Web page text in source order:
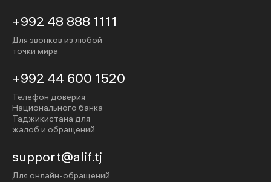
+992 48 888 1111
Для звонков из любой
точки мира
+992 44 600 1520
Телефон доверия
Национального банка
Таджикистана для
жалоб и обращений
support@alif.tj
Для онлайн-обращений